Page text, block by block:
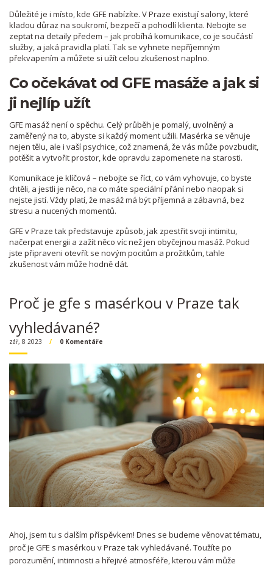
Důležité je i místo, kde GFE nabízíte. V Praze existují salony, které
kladou důraz na soukromí, bezpečí a pohodlí klienta. Nebojte se
zeptat na detaily předem – jak probíhá komunikace, co je součástí
služby, a jaká pravidla platí. Tak se vyhnete nepříjemným
překvapením a můžete si užít celou zkušenost naplno.
Co očekávat od GFE masáže a jak si
ji nejlíp užít
GFE masáž není o spěchu. Celý průběh je pomalý, uvolněný a
zaměřený na to, abyste si každý moment užili. Masérka se věnuje
nejen tělu, ale i vaší psychice, což znamená, že vás může povzbudit,
potěšit a vytvořit prostor, kde opravdu zapomenete na starosti.
Komunikace je klíčová – nebojte se říct, co vám vyhovuje, co byste
chtěli, a jestli je něco, na co máte speciální přání nebo naopak si
nejste jistí. Vždy platí, že masáž má být příjemná a zábavná, bez
stresu a nucených momentů.
GFE v Praze tak představuje způsob, jak zpestřit svoji intimitu,
načerpat energii a zažít něco víc než jen obyčejnou masáž. Pokud
jste připraveni otevřít se novým pocitům a prožitkům, tahle
zkušenost vám může hodně dát.
Proč je gfe s masérkou v Praze tak
vyhledávané?
zář, 8 2023 0 Komentáře
Ahoj, jsem tu s dalším příspěvkem! Dnes se budeme věnovat tématu,
proč je GFE s masérkou v Praze tak vyhledávané. Toužíte po
porozumění, intimnosti a hřejivé atmosféře, kterou vám může